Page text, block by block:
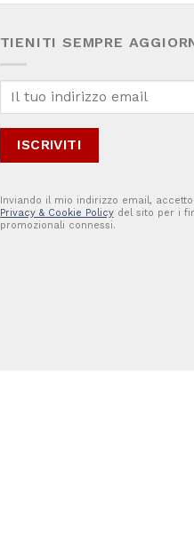
TIENITI SEMPRE
Inviando il mio indirizzo email,
Privacy & Cookie Policydel sito per i
promozionali connessi.